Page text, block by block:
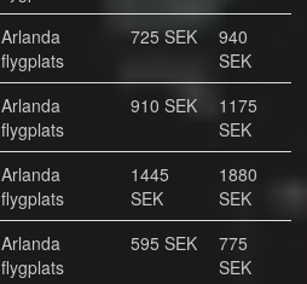
Arlanda
flygplats
725 SEK
940
SEK
Arlanda
flygplats
910 SEK
1175
SEK
Arlanda
flygplats
1445
SEK
1880
SEK
Arlanda
flygplats
595 SEK
775
SEK